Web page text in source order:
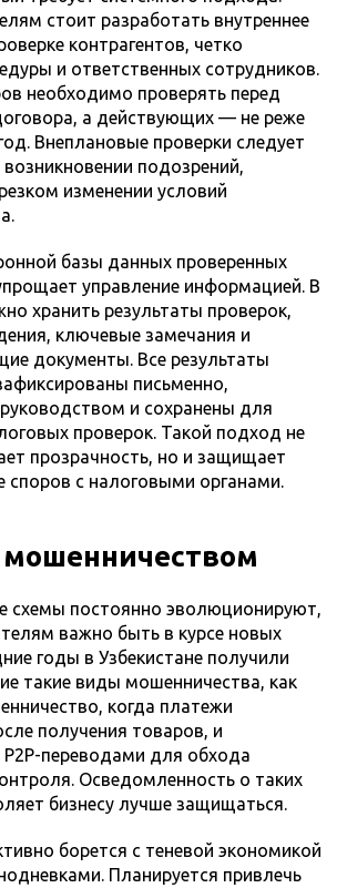
стоит разработать внутреннее
контрагентов, четко
и ответственных сотрудников.
необходимо проверять перед
а действующих — не реже
Внеплановые проверки следует
подозрений,
изменении условий
базы данных проверенных
управление информацией. В
хранить результаты проверок,
ключевые замечания и
документы. Все результаты
письменно,
и сохранены для
проверок. Такой подход не
прозрачность, но и защищает
споров с налоговыми органами.
мошенничеством
схемы постоянно эволюционируют,
важно быть в курсе новых
годы в Узбекистане получили
такие виды мошенничества, как
когда платежи
получения товаров, и
переводами для обхода
Осведомленность о таких
бизнесу лучше защищаться.
борется с теневой экономикой
Планируется привлечь